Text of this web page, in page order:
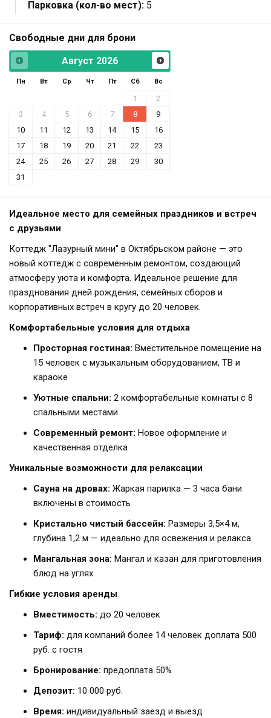
Парковка (кол-во мест): 5
Свободные дни для брони
Август 2026
Пн Вт Ср Чт Пт Сб Вс
1
2
3
4 5 6 7 8
9
10
11 12 13 14 15
16
17
18 19 20 21 22
23
24
25 26 27 28 29
30
31
Идеальное место для семейных праздников и встреч
с друзьями
Коттедж "Лазурный мини" в Октябрьском районе — это
новый коттедж с современным ремонтом, создающий
атмосферу уюта и комфорта. Идеальное решение для
празднования дней рождения, семейных сборов и
корпоративных встреч в кругу до 20 человек.
Комфортабельные условия для отдыха
Просторная гостиная: Вместительное помещение на
15 человек с музыкальным оборудованием, ТВ и
караоке
Уютные спальни: 2 комфортабельные комнаты с 8
спальными местами
Современный ремонт: Новое оформление и
качественная отделка
Уникальные возможности для релаксации
Сауна на дровах: Жаркая парилка — 3 часа бани
включены в стоимость
Кристально чистый бассейн: Размеры 3,5×4 м,
глубина 1,2 м — идеально для освежения и релакса
Мангальная зона: Мангал и казан для приготовления
блюд на углях
Гибкие условия аренды
Вместимость: до 20 человек
Тариф: для компаний более 14 человек доплата 500
руб. с гостя
Бронирование: предоплата 50%
Депозит: 10 000 руб.
Время: индивидуальный заезд и выезд